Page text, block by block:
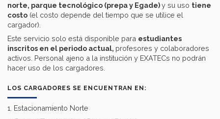
norte, parque tecnológico (prepa y Egade)y su uso tiene
costo (el costo depende del tiempo que se utilice el
cargador).
Este servicio solo está disponible para estudiantes
inscritos en el periodo actual, profesores y colaboradores
activos. Personal ajeno a la institución y EXATECs no podrán
hacer uso de los cargadores.
LOS CARGADORES SE ENCUENTRAN EN:
1. Estacionamiento Norte